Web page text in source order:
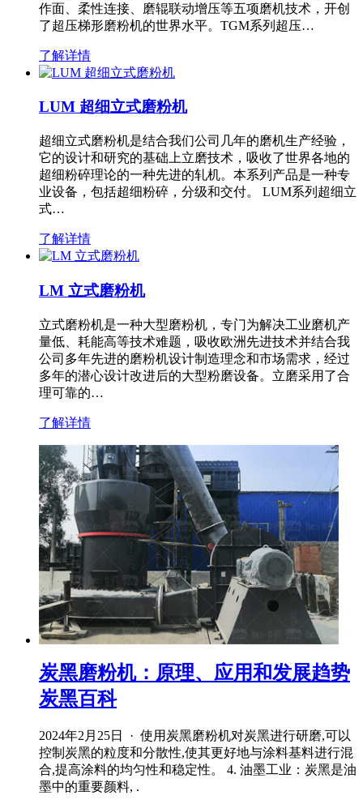
作面、柔性连接、磨辊联动增压等五项磨机技术，开创
了超压梯形磨粉机的世界水平。TGM系列超压…
了解详情
LUM 超细立式磨粉机
超细立式磨粉机是结合我们公司几年的磨机生产经验，
它的设计和研究的基础上立磨技术，吸收了世界各地的
超细粉碎理论的一种先进的轧机。本系列产品是一种专
业设备，包括超细粉碎，分级和交付。 LUM系列超细立
式…
了解详情
LM 立式磨粉机
立式磨粉机是一种大型磨粉机，专门为解决工业磨机产
量低、耗能高等技术难题，吸收欧洲先进技术并结合我
公司多年先进的磨粉机设计制造理念和市场需求，经过
多年的潜心设计改进后的大型粉磨设备。立磨采用了合
理可靠的…
了解详情
炭黑磨粉机：原理、应用和发展趋势
炭黑百科
2024年2月25日 · 使用炭黑磨粉机对炭黑进行研磨,可以
控制炭黑的粒度和分散性,使其更好地与涂料基料进行混
合,提高涂料的均匀性和稳定性。 4. 油墨工业：炭黑是油
墨中的重要颜料, .